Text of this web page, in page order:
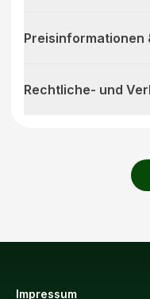
Preisinformationen
Rechtliche- und
Impressum